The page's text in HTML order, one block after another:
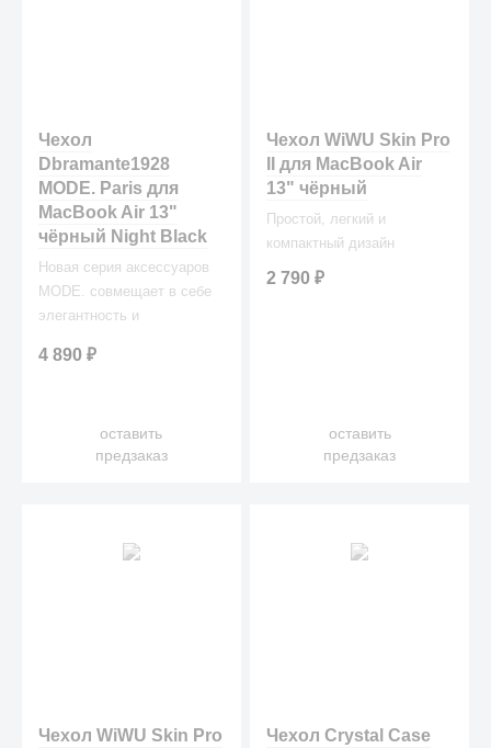
Чехол
Dbramante1928
MODE. Paris для
MacBook Air 13"
чёрный Night Black
Новая серия аксессуаров
MODE. совмещает в себе
элегантность и
гамму.
4 890₽
оставить
предзаказ
Чехол WiWU Skin Pro
II для MacBook Air
13" чёрный
Простой, легкий и
компактный дизайн
2 790₽
оставить
предзаказ
Чехол WiWU Skin Pro
Чехол Crystal Case